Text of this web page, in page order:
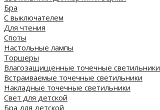
Бра
С выключателем
Для чтения
Споты
Настольные лампы
Торшеры
Влагозащищенные точечные светильники
Встраиваемые точечные светильники
Накладные точечные светильники
Свет для детской
Бра для детской